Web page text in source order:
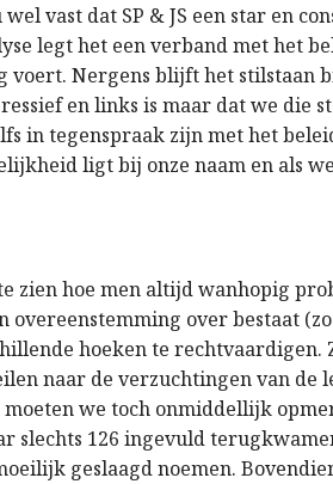
vast dat SP & JS een star en
legt het een verband met het
voert. Nergens blijft het stilstaan
en links is maar dat we die
in tegenspraak zijn met het
ligt bij onze naam en als
zien hoe men altijd wanhopig
overeenstemming over bestaat
hoeken te rechtvaardigen.
naar de verzuchtingen van de
we toch onmiddellijk
slechts 126 ingevuld
geslaagd noemen.